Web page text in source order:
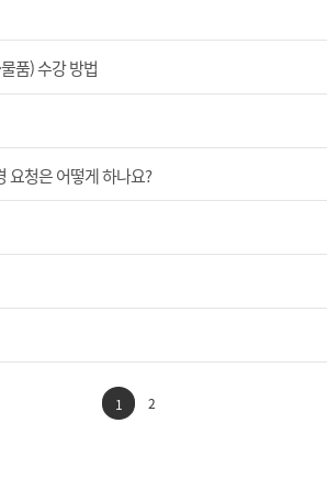
품) 수강 방법
요청은 어떻게 하나요?
1 2